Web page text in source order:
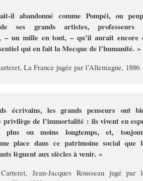
il abandonné comme Pompéi, ou
ses grands artistes, professeurs
– un mille en tout, – qu’il aurait encore
qui en fait la Mecque de l’humanité. »
La France jugée par l’Allemagne, 1886
écrivains, les grands penseurs ont
privilège de l’immortalité : ils vivent en
plus ou moins longtemps, et,
place dans ce patrimoine social que
lèguent aux siècles à venir. »
Jean-Jacques Rousseau jugé par